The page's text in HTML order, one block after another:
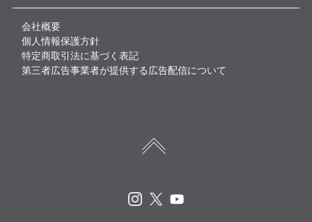
会社概要
個人情報保護方針
特定商取引法に基づく表記
第三者広告事業者が提供する広告配信について